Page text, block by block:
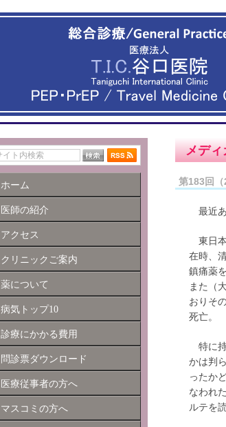
メディ
第183回
最近あ
東日本
在時、
鎮痛薬
また（
おりそ
死亡。
特に持
かは判
ったか
なわれ
ルテを
ホーム
医師の紹介
アクセス
クリニックご案内
薬について
病気トップ10
診療にかかる費用
問診票ダウンロード
医療従事者の方へ
マスコミの方へ